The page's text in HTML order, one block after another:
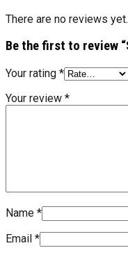
There are no reviews yet.
Be the first to review
Your rating *
Your review *
Name *
Email *